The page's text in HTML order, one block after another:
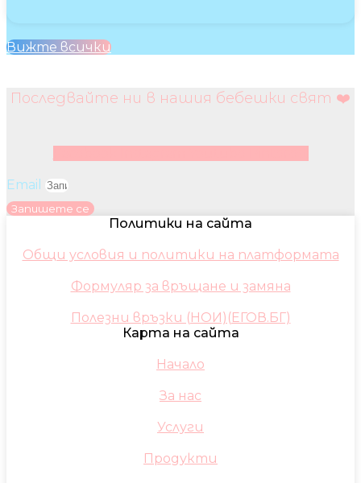
Вижте всички
Последвайте ни в нашия бебешки свят ❤️
Email
Запишете се
Политики на сайта
Общи условия и политики на платформата
Формуляр за връщане и замяна
Полезни връзки (НОИ)(ЕГОВ.БГ)
Карта на сайта
Начало
За нас
Услуги
Продукти